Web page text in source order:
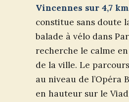
Vincennes sur 4,7 km
constitue sans doute
balade à vélo dans
recherche le calme
de la ville. Le
au niveau de l’Opéra
en hauteur sur le